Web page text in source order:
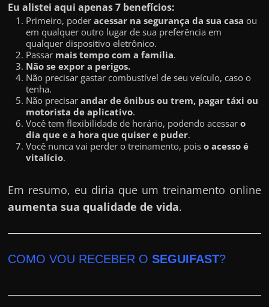
Eu alistei aqui apenas 7 benefícios:
Primeiro, poderacessar na segurança da sua casa ou
em qualquer outro lugar de sua preferência em
qualquer dispositivo eletrônico.
Passar mais tempo com a família.
Não se expor a perigos.
Não precisar gastar combustível de seu veículo, caso o
tenha.
Não precisarandar de ônibus ou trem, pagar táxi ou
motorista de aplicativo.
Você tem flexibilidade de horário, podendo acessaro
dia que e a hora que quiser e puder.
Você nunca vai perder o treinamento, poiso acesso é
vitalício.
Em resumo, eu diria que um treinamento online
aumenta sua qualidade de vida.
COMO VOU RECEBER OSEGUIFAST?